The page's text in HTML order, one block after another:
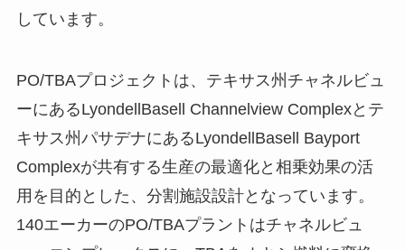
しています。
PO/TBAプロジェクトは、テキサス州チャネルビュ
ーにあるLyondellBasell Channelview Complexとテ
キサス州パサデナにあるLyondellBasell Bayport
Complexが共有する生産の最適化と相乗効果の活
用を目的とした、分割施設設計となっています。
140エーカーのPO/TBAプラントはチャネルビュ